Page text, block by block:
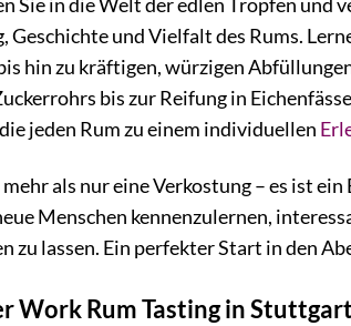
Sie in die Welt der edlen Tropfen und
und Vielfalt des Rums.
hin zu kräftigen, würzigen
bis zur Reifung in
jeden Rum zu einem individuellen
als nur eine Verkostung – es ist
Menschen kennenzulernen,
zu lassen. Ein perfekter Start in den
Work Rum Tasting in